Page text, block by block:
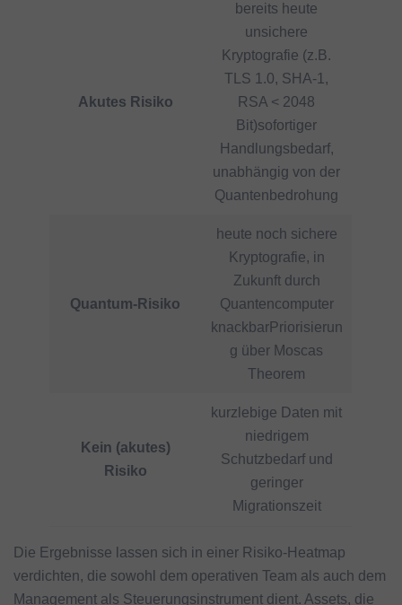
Akutes Risiko
bereits heute
unsichere
Kryptografie (z.B.
TLS 1.0, SHA-1,
RSA < 2048
Bit)sofortiger
Handlungsbedarf,
unabhängig von der
Quantenbedrohung
Quantum-Risiko
heute noch sichere
Kryptografie, in
Zukunft durch
Quantencomputer
knackbarPriorisierun
g über Moscas
Theorem
Kein (akutes)
Risiko
kurzlebige Daten mit
niedrigem
Schutzbedarf und
geringer
Migrationszeit
Die Ergebnisse lassen sich in einer Risiko-Heatmap
verdichten, die sowohl dem operativen Team als auch dem
Management als Steuerungsinstrument dient. Assets, die